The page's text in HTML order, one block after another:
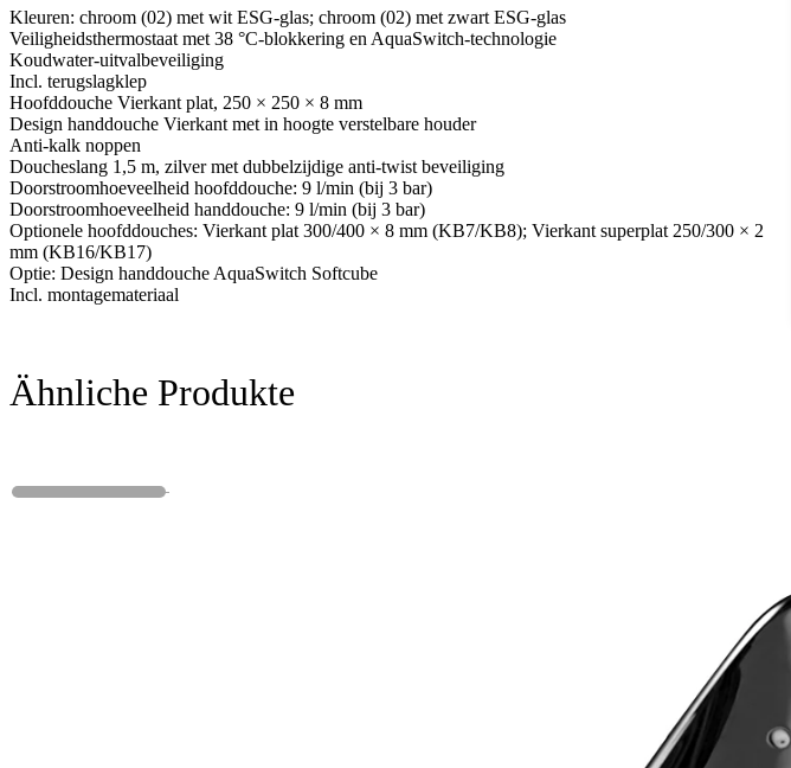
Kleuren: chroom (02) met wit ESG-glas; chroom (02) met zwart ESG-glas
Veiligheidsthermostaat met 38 °C-blokkering en AquaSwitch-technologie
Koudwater-uitvalbeveiliging
Incl. terugslagklep
Hoofddouche Vierkant plat, 250 × 250 × 8 mm
Design handdouche Vierkant met in hoogte verstelbare houder
Anti-kalk noppen
Doucheslang 1,5 m, zilver met dubbelzijdige anti-twist beveiliging
Doorstroomhoeveelheid hoofddouche: 9 l/min (bij 3 bar)
Doorstroomhoeveelheid handdouche: 9 l/min (bij 3 bar)
Optionele hoofddouches: Vierkant plat 300/400 × 8 mm (KB7/KB8); Vierkant superplat 250/300 × 2
mm (KB16/KB17)
Optie: Design handdouche AquaSwitch Softcube
Incl. montagemateriaal
Ähnliche Produkte